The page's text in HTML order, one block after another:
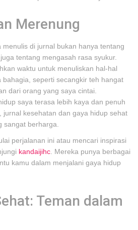
Merenung
menulis di jurnal bukan hanya tentang
tentang mengasah rasa syukur.
waktu untuk menuliskan hal-hal
bahagia, seperti secangkir teh hangat
dari orang yang saya cintai.
saya terasa lebih kaya dan penuh
jurnal kesehatan dan gaya hidup sehat
sangat berharga.
perjalanan ini atau mencari inspirasi
kandaijihc . Mereka punya berbagai
kamu dalam menjalani gaya hidup
Teman dalam